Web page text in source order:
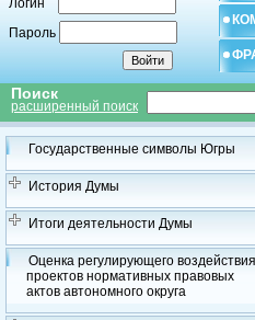
Логин
Пароль
Поиск
расширенный поиск
Государственные символы Югры
История Думы
Итоги деятельности Думы
Оценка регулирующего воздействия
проектов нормативных правовых
актов автономного округа